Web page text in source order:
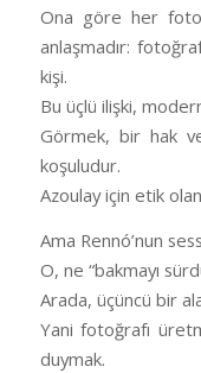
Ona göre her
anlaşmadır:
kişi.
Bu üçlü ilişki,
Görmek, bir hak
koşuludur.
Azoulay için etik
Ama Rennó’nun
O, ne “bakmayı
Arada, üçüncü bir
Yani fotoğrafı
duymak.